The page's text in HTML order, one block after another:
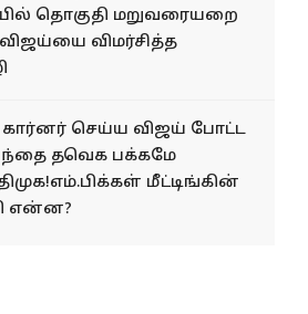
தொகுதி மறுவரையறை
விஜய்யை விமர்சித்த
கார்னர் செய்ய விஜய் போட்ட
தவெக பக்கமே
திமுக!எம்.பிக்கள் மீட்டிங்கின்
என்ன?